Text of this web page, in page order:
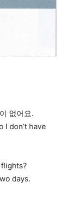
없어요.
I don’t have
flights?
days.